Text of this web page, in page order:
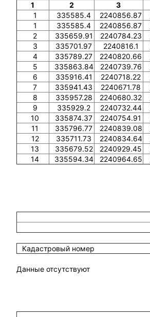
1
2 3
1
335585.4 2240856.87
1
335585.4 2240856.87
2
335659.91 2240784.23
3
335701.97 2240816.1
4
335789.27 2240820.66
5
335863.84 2240739.76
6
335916.41 2240718.22
7
335941.43 2240671.78
8
335957.28 2240680.32
9
335929.2 2240732.44
10
335874.37 2240754.91
11
335796.77 2240839.08
12
335711.73 2240834.64
13
335679.52 2240929.45
14
335594.34 2240964.65
Кадастровый номер
Данные отсутствуют